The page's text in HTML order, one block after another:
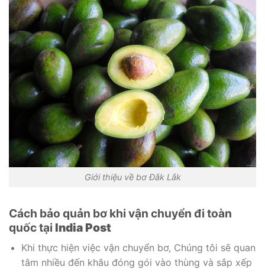
Giới thiệu về bơ Đắk Lắk
Cách bảo quản bơ khi vận chuyển đi toàn
quốc tại India Post
Khi thực hiện việc vận chuyển bơ, Chúng tôi sẽ quan
tâm nhiều đến khâu đóng gói vào thùng và sắp xếp